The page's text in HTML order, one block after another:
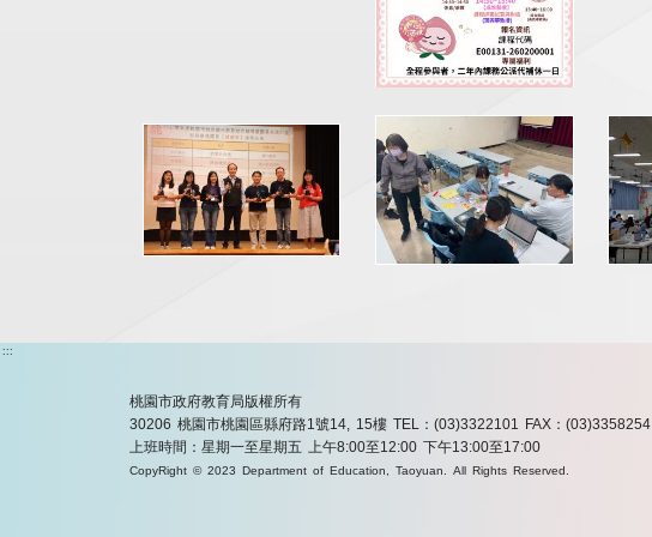
:::
桃園市政府教育局版權所有
30206 桃園市桃園區縣府路1號14, 15樓 TEL：(03)3322101 FAX：(03)3358254
上班時間：星期一至星期五 上午8:00至12:00 下午13:00至17:00
CopyRight © 2023 Department of Education, Taoyuan. All Rights Reserved.